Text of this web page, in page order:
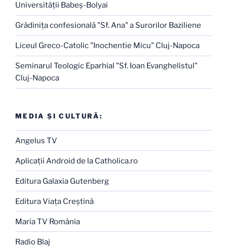
Universităţii Babeş-Bolyai
Grădiniţa confesională "Sf. Ana" a Surorilor Baziliene
Liceul Greco-Catolic "Inochentie Micu" Cluj-Napoca
Seminarul Teologic Eparhial "Sf. Ioan Evanghelistul"
Cluj-Napoca
MEDIA ŞI CULTURĂ:
Angelus TV
Aplicaţii Android de la Catholica.ro
Editura Galaxia Gutenberg
Editura Viaţa Creştină
Maria TV România
Radio Blaj